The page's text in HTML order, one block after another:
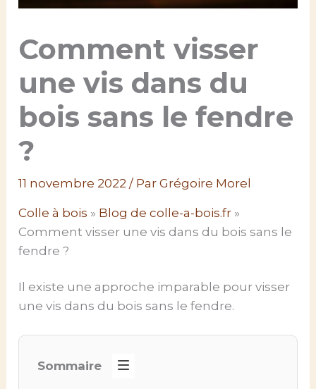
Comment visser
une vis dans du
bois sans le fendre
?
11 novembre 2022/ ParGrégoire Morel
Colle à bois » Blog de colle-a-bois.fr »
Comment visser une vis dans du bois sans le
fendre ?
Il existe une approche imparable pour visser
une vis dans du bois sans le fendre.
Sommaire